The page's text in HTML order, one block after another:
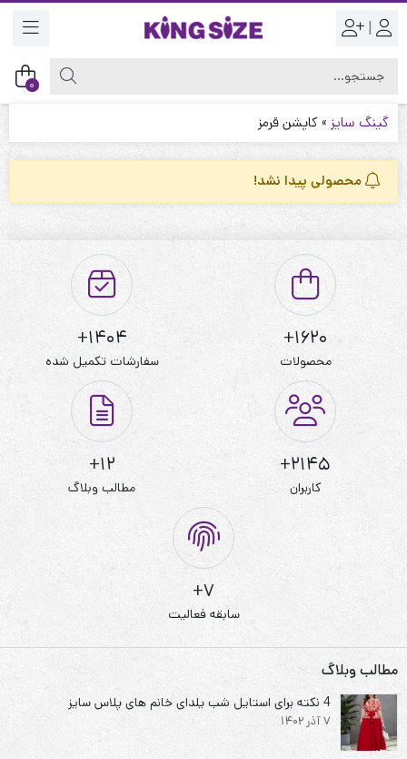
|
0
گینگ سایز »کاپشن قرمز
محصولی پیدا نشد!
1620+
محصولات
1404+
سفارشات تکمیل شده
2145+
کاربران
12+
مطالب وبلاگ
7+
سابقه فعالیت
مطالب وبلاگ
4 نکته برای استایل شب یلدای خانم های پلاس سایز
7 آذر 1402